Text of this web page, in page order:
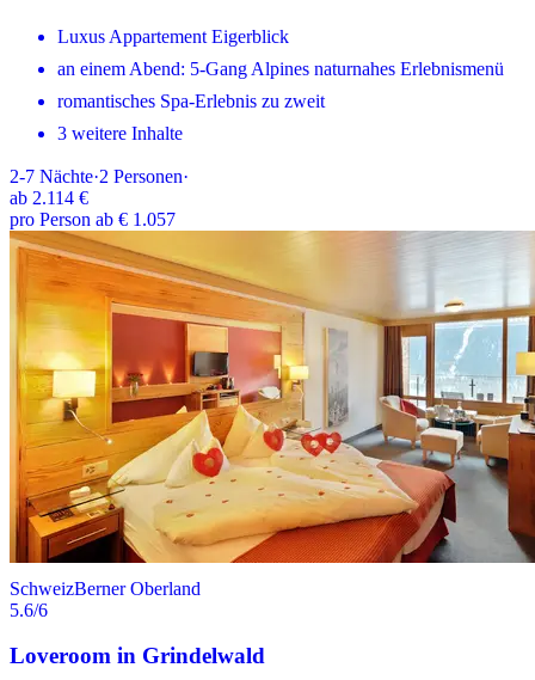
Luxus Appartement Eigerblick
an einem Abend: 5-Gang Alpines naturnahes Erlebnismenü
romantisches Spa-Erlebnis zu zweit
3 weitere Inhalte
2-7 Nächte·2 Personen·
ab 2.114 €
pro Person ab € 1.057
SchweizBerner Oberland
5.6/6
Loveroom in Grindelwald